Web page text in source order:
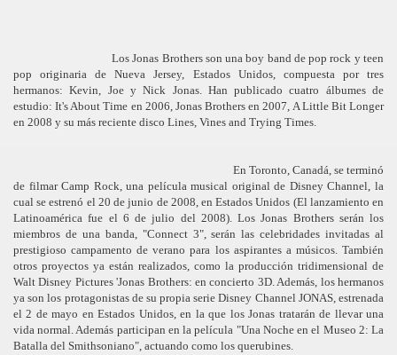
Los Jonas Brothers son una boy band de pop rock y teen
pop originaria de Nueva Jersey, Estados Unidos, compuesta por tres
hermanos: Kevin, Joe y Nick Jonas. Han publicado cuatro álbumes de
estudio: It's About Time en 2006, Jonas Brothers en 2007, A Little Bit Longer
en 2008 y su más reciente disco Lines, Vines and Trying Times.
En Toronto, Canadá, se terminó
de filmar Camp Rock, una película musical original de Disney Channel, la
cual se estrenó el 20 de junio de 2008, en Estados Unidos (El lanzamiento en
Latinoamérica fue el 6 de julio del 2008). Los Jonas Brothers serán los
miembros de una banda, "Connect 3", serán las celebridades invitadas al
prestigioso campamento de verano para los aspirantes a músicos. También
otros proyectos ya están realizados, como la producción tridimensional de
Walt Disney Pictures 'Jonas Brothers: en concierto 3D. Además, los hermanos
ya son los protagonistas de su propia serie Disney Channel JONAS, estrenada
el 2 de mayo en Estados Unidos, en la que los Jonas tratarán de llevar una
vida normal. Además participan en la película "Una Noche en el Museo 2: La
Batalla del Smithsoniano", actuando como los querubines.